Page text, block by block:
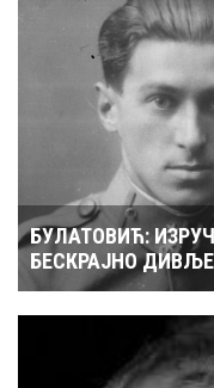
БУЛАТОВИЋ:
БЕСКРАЈНО